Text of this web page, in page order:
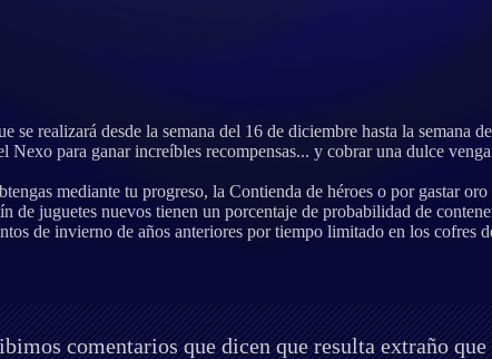
se realizará desde la semana del 16 de diciembre hasta la semana
para ganar increíbles recompensas... y cobrar una dulce
mediante tu progreso, la Contienda de héroes o por gastar
de juguetes nuevos tienen un porcentaje de probabilidad de
de invierno de años anteriores por tiempo limitado en los cofres
comentarios que dicen que resulta extraño